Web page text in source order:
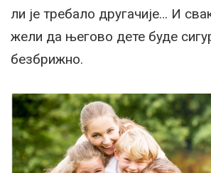
ли је требало другачије… И
жели да његово дете буде
безбрижно.